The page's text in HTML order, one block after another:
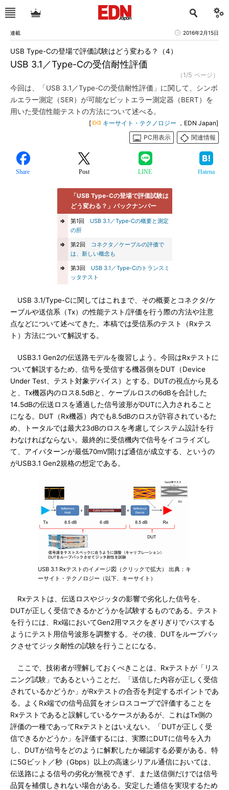
連載 2016年2月15日
USB 3.1／Type-Cの受信耐性評価
USB Type-Cの登場で評価試験はどう変わる？（4）
（1/5 ページ）
今回は、「USB 3.1／Type-Cの受信耐性評価」に関して、シンボ
ルエラー測定（SER）が可能なビットエラー測定器（BERT）を
用いた受信性能テストの方法について述べる。
[ キーサイト・テクノロジー ，EDN Japan]
PC用表示
関連情報
Share Post LINE Hatena
「USB Type-Cの登場で評価試験は
どう変わる？」バックナンバー
⇒ 第1回
USB 3.1／Type-Cの概要と測定
の肝
⇒
第2回
コネクタ／ケーブルの評価で
は、新しい概念も
⇒
第3回
USB 3.1／Type-Cのトランスミ
ッタテスト
USB 3.1/Type-Cに関してはこれまで、その概要とコネクタ/ケ
ーブルや送信系（Tx）の性能テスト/評価を行う際の方法や注意
点などについて述べてきた。本稿では受信系のテスト（Rxテス
ト）方法について解説する。
USB3.1 Gen2の伝送路モデルを復習しよう。今回はRxテストに
ついて解説するため、信号を受信する機器側をDUT（Device
Under Test、テスト対象デバイス）とする。DUTの視点から見る
と、Tx機器内のロス8.5dBと、ケーブルロスの6dBを合計した
14.5dBの伝送ロスを通過した信号波形がDUTに入力されること
になる。DUT（Rx機器）内でも8.5dBのロスが許容されているた
め、トータルでは最大23dBのロスを考慮してシステム設計を行
わなければならない。最終的に受信機内で信号をイコライズし
て、アイパターンが最低70mV開けば通信が成立する、というの
がUSB3.1 Gen2規格の想定である。
USB 3.1 Rxテストのイメージ図（クリックで拡大） 出典：キ
ーサイト・テクノロジー（以下、キーサイト）
Rxテストは、伝送ロスやジッタの影響で劣化した信号を、
DUTが正しく受信できるかどうかを試験するものである。テスト
を行うには、Rx端においてGen2用マスクをぎりぎりでパスする
ようにテスト用信号波形を調整する。その後、DUTをループバッ
クさせてジッタ耐性の試験を行うことになる。
ここで、技術者が理解しておくべきことは、Rxテストが「リス
ニング試験」であるということだ。「送信した内容が正しく受信
されているかどうか」がRxテストの合否を判定するポイントであ
る。よくRx端での信号品質をオシロスコープで評価することを
Rxテストであると誤解しているケースがあるが、これはTx側の
評価の一種であってRxテストとはいえない。「DUTが正しく受
信できるかどうか」を評価するには、実際にDUTに信号を入力
し、DUTが信号をどのように解釈したか確認する必要がある。特
に5Gビット／秒（Gbps）以上の高速シリアル通信においては、
伝送路による信号の劣化が無視できず、また送信側だけでは信号
品質を補償しきれない場合がある。安定した通信を実現するため